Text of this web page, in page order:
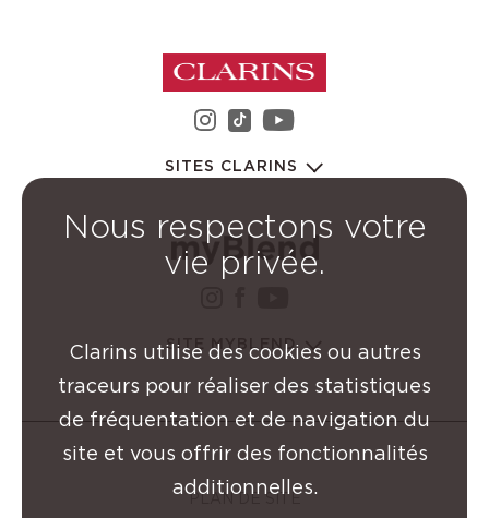
instagram Groupe
youtube Groupe
SITES CLARINS
SITE MYBLEND
PLAN DE SITE
Nous respectons votre
vie privée.
Clarins utilise des cookies ou autres
traceurs pour réaliser des statistiques
de fréquentation et de navigation du
site et vous offrir des fonctionnalités
additionnelles.